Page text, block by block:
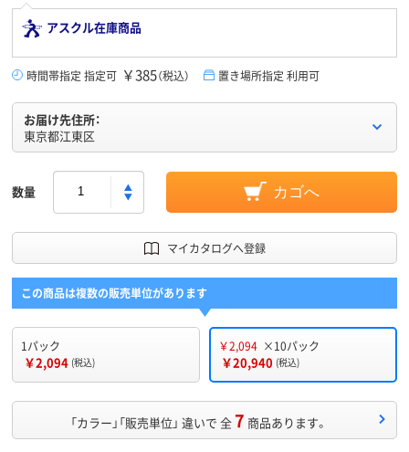
アスクル在庫商品
時間帯指定 指定可 ￥385（税込） 置き場所指定 利用可
お届け先住所：
東京都江東区
数量 カゴへ
マイカタログへ登録
この商品は複数の販売単位があります
1パック
￥2,094 (税込)
￥2,094 ×10パック
￥20,940 (税込)
「カラー」「販売単位」 違いで 全7 商品あります。